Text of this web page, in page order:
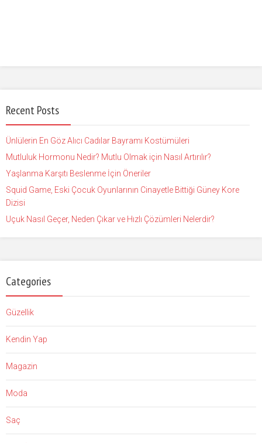
Recent Posts
Ünlülerin En Göz Alıcı Cadılar Bayramı Kostümüleri
Mutluluk Hormonu Nedir? Mutlu Olmak için Nasıl Artırılır?
Yaşlanma Karşıtı Beslenme İçin Öneriler
Squid Game, Eski Çocuk Oyunlarının Cinayetle Bittiği Güney Kore
Dizisi
Uçuk Nasıl Geçer, Neden Çıkar ve Hızlı Çözümleri Nelerdir?
Categories
Güzellik
Kendin Yap
Magazin
Moda
Saç